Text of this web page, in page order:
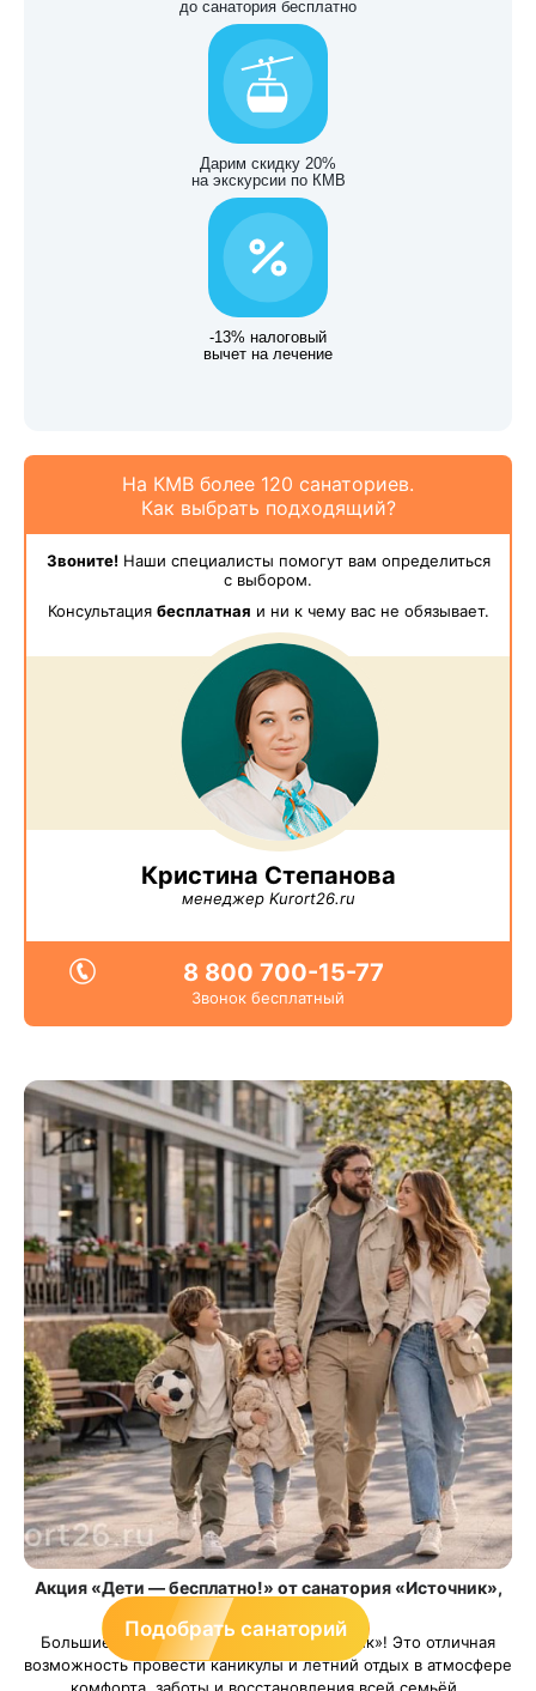
до санатория бесплатно
Дарим скидку 20%
на экскурсии по КМВ
-13% налоговый
вычет на лечение
На КМВ более 120 санаториев.
Как выбрать подходящий?
Звоните!Наши специалисты помогут вам определиться
с выбором.
Консультация бесплатная и ни к чему вас не обязывает.
Кристина Степанова
менеджер Kurort26.ru
8 800 700-15-77
Звонок бесплатный
Акция «Дети — бесплатно!» от санатория «Источник»,
Ессентуки
Большие каникулы в санатории «Источник»! Это отличная
возможность провести каникулы и летний отдых в атмосфере
комфорта, заботы и восстановления всей семьёй.
Подобрать санаторий